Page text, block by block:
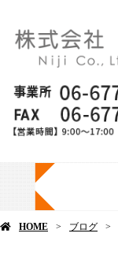
HOME ブログ